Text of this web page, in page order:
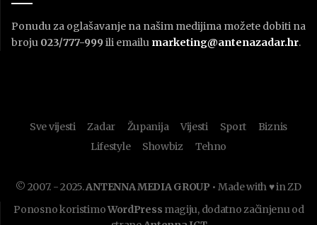
Ponudu za oglašavanje na našim medijima možete dobiti na
broju 023/777-999 ili emailu marketing@antenazadar.hr.
Sve vijesti Zadar Županija Vijesti Sport
Biznis
Lifestyle
Showbiz Tehno
© 2007. - 2025.ANTENNA MEDIA GROUP • Made with ♥ in ZD
Ponosno koristimoWordPress magiju, dodatno začinjenu od